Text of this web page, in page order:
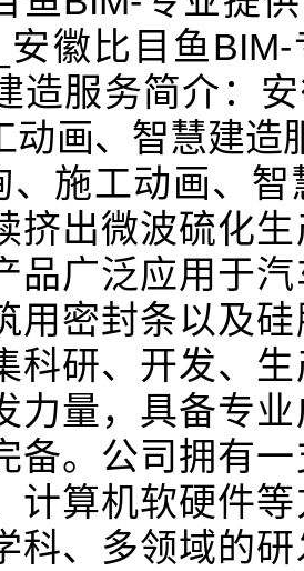
安徽比目鱼
造服务简介：
动画、智慧建造
、施工动画、
挤出微波硫化
品广泛应用于
用密封条以及
科研、开发、
力量，具备专
备。公司拥有
计算机软硬件
科、多领域的